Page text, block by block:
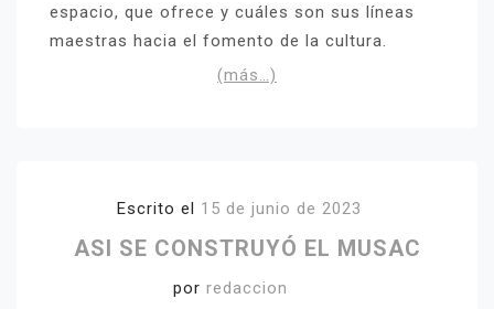
espacio, que ofrece y cuáles son sus líneas
maestras hacia el fomento de la cultura.
(más…)
Escrito el 15 de junio de 2023
ASI SE CONSTRUYÓ EL MUSAC
por redaccion